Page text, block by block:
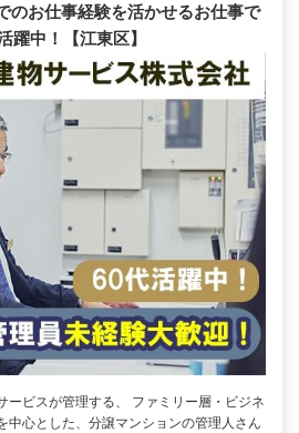
のお仕事経験を活かせるお仕事で
躍中！【江東区】
ービスが管理する、 ファミリー層・ビジネ
中心とした、分譲マンションの管理人さん